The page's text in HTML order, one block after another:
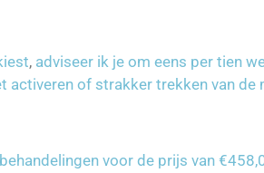
, adviseer ik je om eens per tien
activeren of strakker trekken van
voor de prijs van